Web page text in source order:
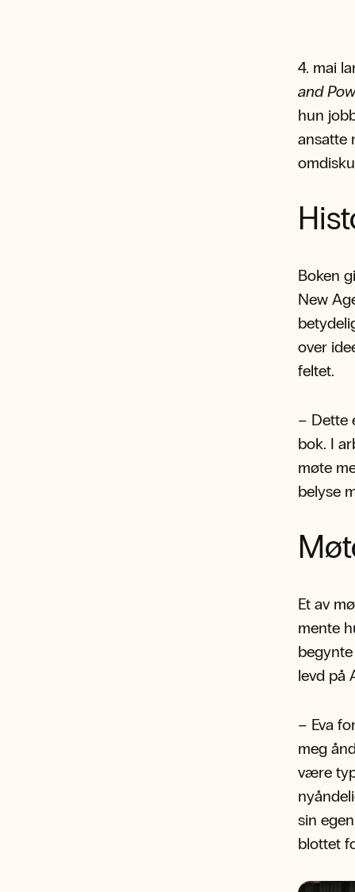
4. mai
and
hun
ansatte
Boken
New
over
feltet.
– Dette
bok. I
møte
belyse
Et av
mente
levd på
– Eva
meg
være
sin
blottet